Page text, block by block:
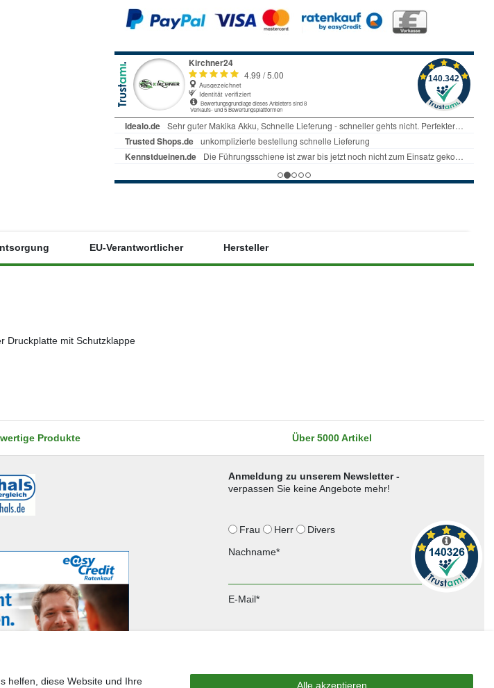
EU-Verantwortlicher Hersteller
Druckplatte mit Schutzklappe
Produkte Über 5000 Artikel
Anmeldung zu unserem Newsletter -
verpassen Sie keine Angebote mehr!
Frau Herr
Divers
Nachname*
E-Mail*
Sie können den Newsletter jederzeit kostenlos abbestellen.
helfen, diese Website und Ihre Alle akzeptieren